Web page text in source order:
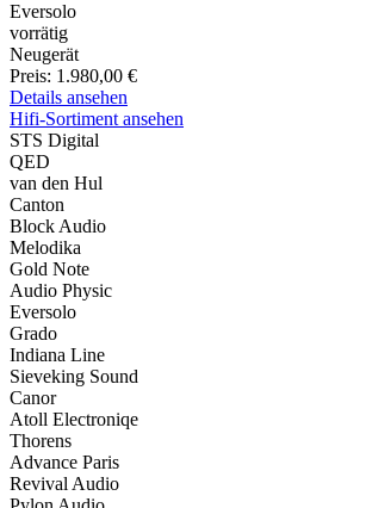
Eversolo
vorrätig
Neugerät
Preis: 1.980,00 €
Details ansehen
Hifi-Sortiment ansehen
STS Digital
QED
van den Hul
Canton
Block Audio
Melodika
Gold Note
Audio Physic
Eversolo
Grado
Indiana Line
Sieveking Sound
Canor
Atoll Electroniqe
Thorens
Advance Paris
Revival Audio